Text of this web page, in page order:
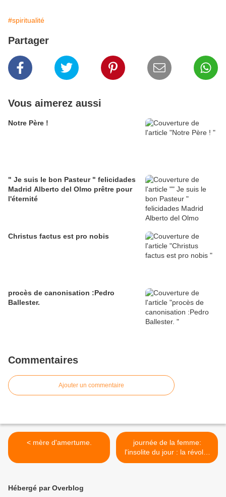
#spiritualité
Partager
Vous aimerez aussi
Notre Père !
" Je suis le bon Pasteur " felicidades
Madrid Alberto del Olmo prêtre pour
l'éternité
Christus factus est pro nobis
procès de canonisation :Pedro
Ballester.
Commentaires
Ajouter un commentaire
< mère d'amertume.
journée de la femme:
l'insolite du jour : la révolte
des nonnes. >
Hébergé par Overblog